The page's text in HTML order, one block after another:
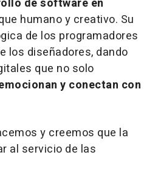
de software en
humano y creativo. Su
de los programadores
los diseñadores, dando
que no solo
y conectan con
y creemos que la
al servicio de las